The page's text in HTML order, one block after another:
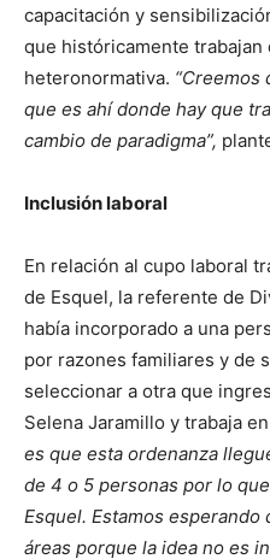
capacitación y
que históricamente
heteronormativa. “Creemos
que es ahí donde hay que
cambio de paradigma”,
Inclusión laboral
En relación al cupo laboral
de Esquel, la referente de
había incorporado a una
por razones familiares y de
seleccionar a otra que
Selena Jaramillo y trabaja
es que esta ordenanza
de 4 o 5 personas por lo
Esquel. Estamos esperando
áreas porque la idea no es